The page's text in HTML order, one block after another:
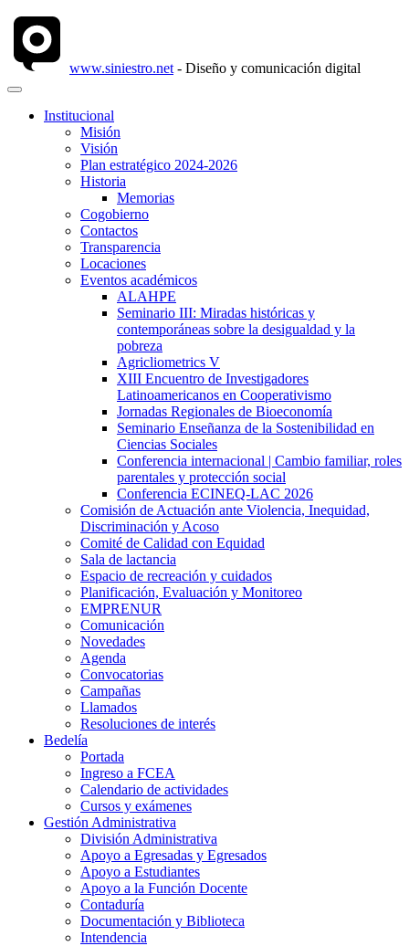
www.siniestro.net - Diseño y comunicación digital
Institucional
Misión
Visión
Plan estratégico 2024-2026
Historia
Memorias
Cogobierno
Contactos
Transparencia
Locaciones
Eventos académicos
ALAHPE
Seminario III: Miradas históricas y
contemporáneas sobre la desigualdad y la
pobreza
Agricliometrics V
XIII Encuentro de Investigadores
Latinoamericanos en Cooperativismo
Jornadas Regionales de Bioeconomía
Seminario Enseñanza de la Sostenibilidad en
Ciencias Sociales
Conferencia internacional | Cambio familiar, roles
parentales y protección social
Conferencia ECINEQ-LAC 2026
Comisión de Actuación ante Violencia, Inequidad,
Discriminación y Acoso
Comité de Calidad con Equidad
Sala de lactancia
Espacio de recreación y cuidados
Planificación, Evaluación y Monitoreo
EMPRENUR
Comunicación
Novedades
Agenda
Convocatorias
Campañas
Llamados
Resoluciones de interés
Bedelía
Portada
Ingreso a FCEA
Calendario de actividades
Cursos y exámenes
Gestión Administrativa
División Administrativa
Apoyo a Egresadas y Egresados
Apoyo a Estudiantes
Apoyo a la Función Docente
Contaduría
Documentación y Biblioteca
Intendencia